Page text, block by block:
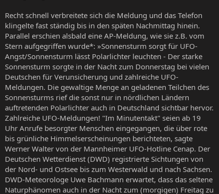
Recht schnell verbreitete sich die Meldung und das Telefon
klingelte fast ständig bis in den späten Nachmittag hinein.
Parallel erschien alsbald eine AP-Meldung, wie sie z.B. vom
Stern aufgegriffen wurde*: »Sonnensturm sorgt für UFO-
Angst/Sonnensturm lässt Polarlichter leuchten - Der starke
Sonnensturm sorgte in der Nacht zum Donnerstag bei vielen
Deutschen für Verunsicherung und zahlreiche UFO-
Meldungen. Die gewaltige Menge an geladenen Teilchen des
Sonnensturms rief die sonst nur in nördlichen Ländern
auftretenden Polarlichter auch in Deutschland sichtbar hervor.
Zahlreiche UFO-Meldungen! "Im Minutentakt" seien ab 19
Uhr Anrufe besorgter Menschen eingegangen, die über rote
bis grünliche Himmelserscheinungen berichteten, sagte
Werner Walter von der Mannheimer UFO-Hotline Cenap. Der
Deutschen Wetterdienst (DWD) registrierte Sichtungen von
der Nord- und Ostsee bis zum Westerwald und nach Sachsen.
DWD-Meteorologe Uwe Bachmann erwartet, dass das seltene
Naturphänomen auch in der Nacht zum (morgigen) Freitag zu